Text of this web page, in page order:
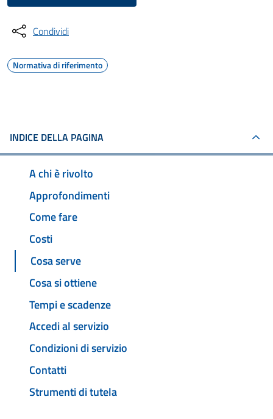
Condividi
Normativa di riferimento
INDICE DELLA PAGINA
A chi è rivolto
Approfondimenti
Come fare
Costi
Cosa serve
Cosa si ottiene
Tempi e scadenze
Accedi al servizio
Condizioni di servizio
Contatti
Strumenti di tutela